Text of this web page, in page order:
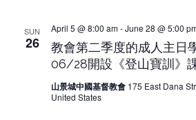
SUN
26
教會第二季度的成人主日
06/28開設《登山寶訓》
April 5 @ 8:00 am-June 28 @ 5:00
山景城中國基督教會 175 East Dana
United States